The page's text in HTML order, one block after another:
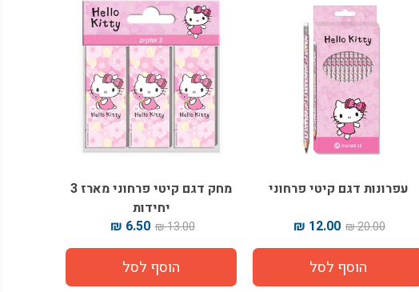
עפרונות דגם קיטי פרחוני
20.00 ₪
12.00 ₪
מחק דגם קיטי פרחוני מארז 3
יחידות
13.00 ₪
6.50 ₪